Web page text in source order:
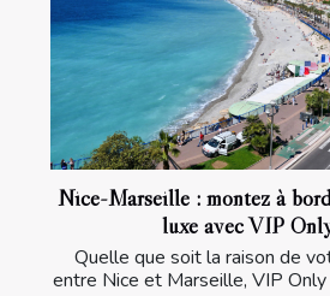
Nice-Marseille : montez à
luxe avec VIP
Quelle que soit la raison de
entre Nice et Marseille, VIP